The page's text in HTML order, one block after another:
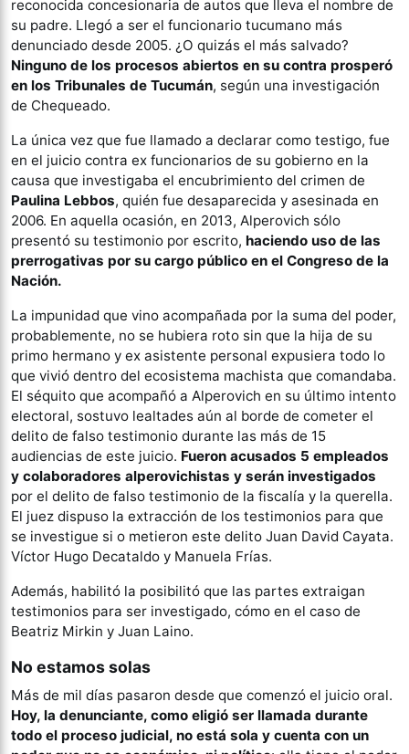
reconocida concesionaria de autos que lleva el nombre de
su padre. Llegó a ser el funcionario tucumano más
denunciado desde 2005. ¿O quizás el más salvado?
Ninguno de los procesos abiertos en su contra prosperó
en los Tribunales de Tucumán, según una investigación
de Chequeado.
La única vez que fue llamado a declarar como testigo, fue
en el juicio contra ex funcionarios de su gobierno en la
causa que investigaba el encubrimiento del crimen de
Paulina Lebbos, quién fue desaparecida y asesinada en
2006. En aquella ocasión, en 2013, Alperovich sólo
presentó su testimonio por escrito, haciendo uso de las
prerrogativas por su cargo público en el Congreso de la
Nación.
La impunidad que vino acompañada por la suma del poder,
probablemente, no se hubiera roto sin que la hija de su
primo hermano y ex asistente personal expusiera todo lo
que vivió dentro del ecosistema machista que comandaba.
El séquito que acompañó a Alperovich en su último intento
electoral, sostuvo lealtades aún al borde de cometer el
delito de falso testimonio durante las más de 15
audiencias de este juicio. Fueron acusados 5 empleados
y colaboradores alperovichistas y serán investigados
por el delito de falso testimonio de la fiscalía y la querella.
El juez dispuso la extracción de los testimonios para que
se investigue si o metieron este delito Juan David Cayata.
Víctor Hugo Decataldo y Manuela Frías.
Además, habilitó la posibilitó que las partes extraigan
testimonios para ser investigado, cómo en el caso de
Beatriz Mirkin y Juan Laino.
No estamos solas
Más de mil días pasaron desde que comenzó el juicio oral.
Hoy, la denunciante, como eligió ser llamada durante
todo el proceso judicial, no está sola y cuenta con un